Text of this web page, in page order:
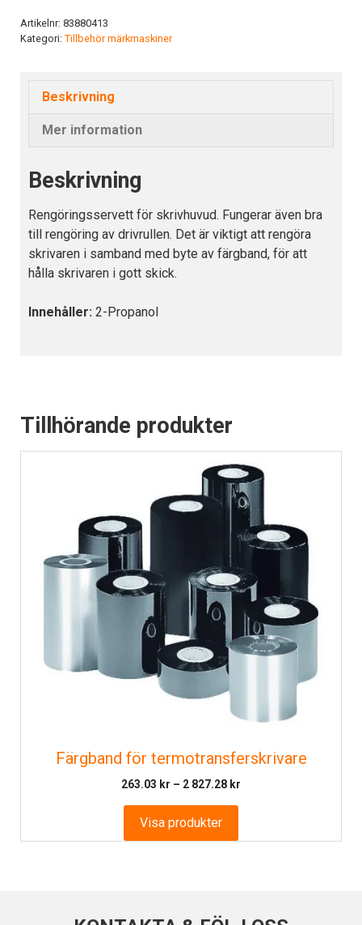
Artikelnr: 83880413
Kategori: Tillbehör märkmaskiner
Beskrivning
Mer information
Beskrivning
Rengöringsservett för skrivhuvud. Fungerar även bra
till rengöring av drivrullen. Det är viktigt att rengöra
skrivaren i samband med byte av färgband, för att
hålla skrivaren i gott skick.
Innehåller: 2-Propanol
Tillhörande produkter
Färgband för termotransferskrivare
263.03 kr – 2 827.28 kr
Visa produkter